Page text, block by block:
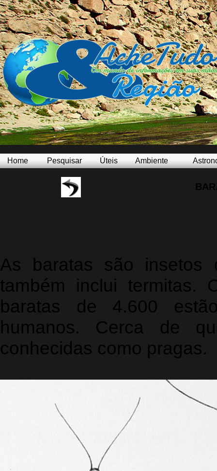
Home Pesquisar Úteis Ambiente
As baratas são insetos
também inclui termitas.
baratas de 4.600
humanos. Cerca de
conhecidas como pragas.